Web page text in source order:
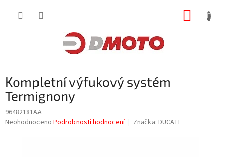
Kompletní výfukový systém
Termignony
96482181AA
Průměrné
Neohodnoceno Podrobnosti hodnocení Značka: DUCATI